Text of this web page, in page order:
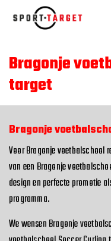
HOME
SOCCERTARGET
HOCKEYTARGET
SPORTTARGET
BUSINESSTARGET
Bragonje
target
Bragonje
Voor Bragonje voetbalschool
van een Bragonje
design en perfecte promotie
programma.
We wensen Bragonje